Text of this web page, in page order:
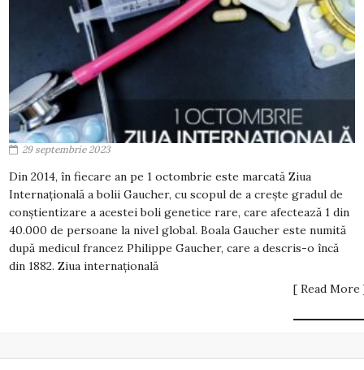
29 septembrie 2023
Din 2014, în fiecare an pe 1 octombrie este marcată Ziua
Internațională a bolii Gaucher, cu scopul de a crește gradul de
conștientizare a acestei boli genetice rare, care afectează 1 din
40.000 de persoane la nivel global. Boala Gaucher este numită
după medicul francez Philippe Gaucher, care a descris-o încă
din 1882. Ziua internațională
[ Read More